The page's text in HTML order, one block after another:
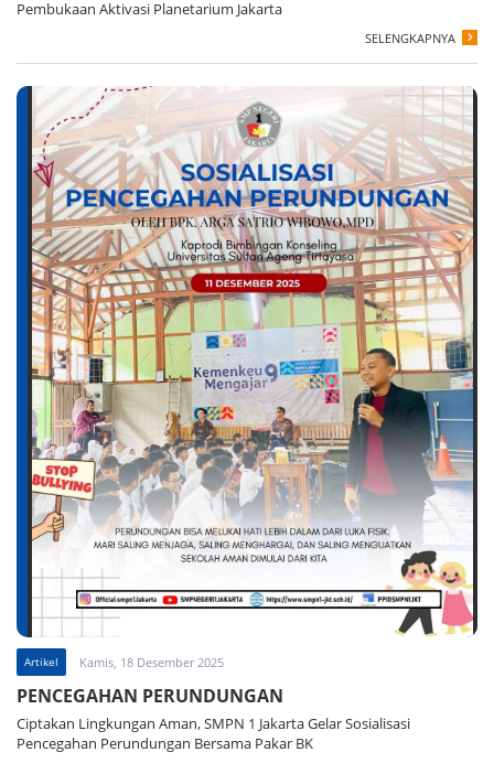
Pembukaan Aktivasi Planetarium Jakarta
SELENGKAPNYA
Artikel Kamis, 18 Desember 2025
PENCEGAHAN PERUNDUNGAN
Ciptakan Lingkungan Aman, SMPN 1 Jakarta Gelar Sosialisasi
Pencegahan Perundungan Bersama Pakar BK